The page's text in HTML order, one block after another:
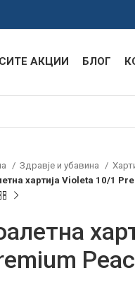
СИТЕ АКЦИИ БЛОГ
Здравје и убавина
хартија Violeta 10/1